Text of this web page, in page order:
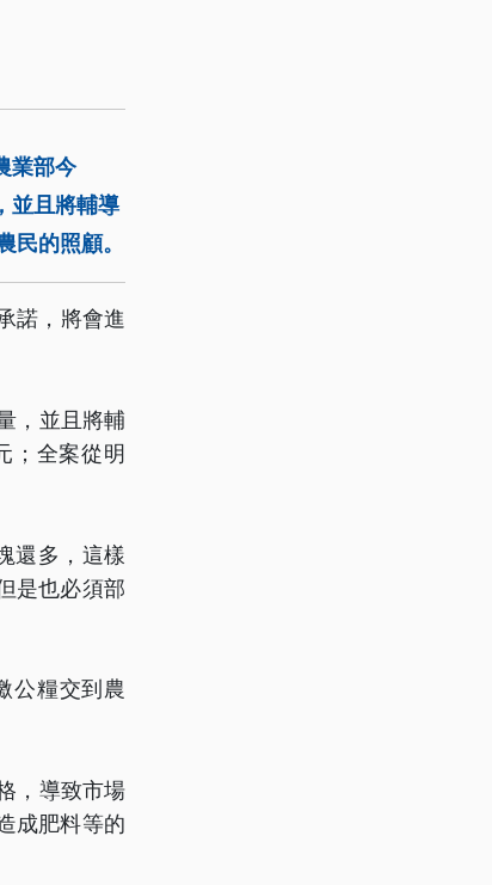
業部今
並且將輔導
的照顧。
諾，將會進
，並且將輔
；全案從明
還多，這樣
是也必須部
公糧交到農
，導致市場
成肥料等的